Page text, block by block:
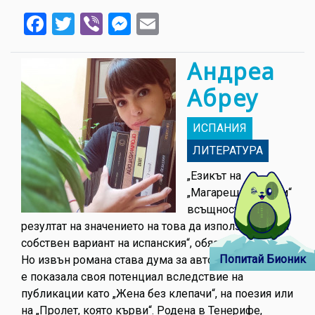
Facebook
Twitter
ViberMessenger
Андреа
Абреу
ИСПАНИЯ
ЛИТЕРАТУРА
„Езикът на
„Магарешки корем“
всъщност е
резултат на значението на това да използвам своя
собствен вариант на испанския“, обяснява Андреа.
Но извън романа става дума за авторка, която ясно
е показала своя потенциал вследствие на
публикации като „Жена без клепачи“, на поезия или
на „Пролет, която кърви“. Родена в Тенерифе,
Попитай Бионик